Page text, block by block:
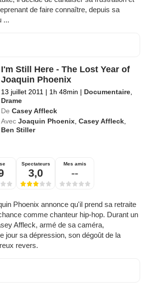
de faire connaître, depuis sa
...
I'm Still Here - The Lost Year of
Joaquin Phoenix
13 juillet 2011 | 1h 48min | Documentaire
Drame
De Casey Affleck
Avec Joaquin Phoenix ,Casey Affleck
Ben Stiller
Spectateurs
3,0
Mes amis
--
Phoenix annonce qu'il prend sa retraite
comme chanteur hip-hop. Durant un
Affleck, armé de sa caméra,
jour sa dépression, son dégoût de la
revers.